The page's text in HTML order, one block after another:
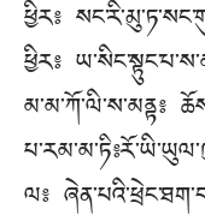
ཕྱིར༔
ཕྱིར༔
མ་མ་ཀོ་ལི་ས་མནྟ༔
ལ༔